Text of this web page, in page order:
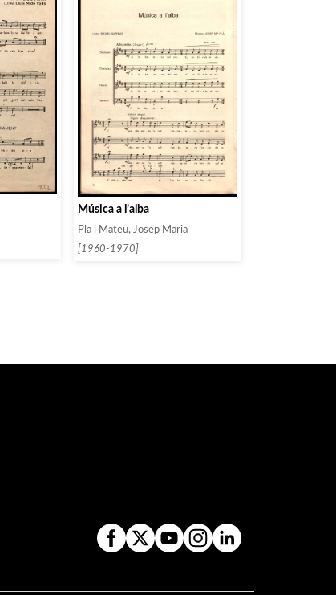
Música a l’alba
Pla i Mateu, Josep Maria
[1960-1970]